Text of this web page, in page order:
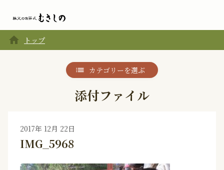
home トップ
カテゴリーを選ぶ
添付ファイル
2017年 12月 22日
IMG_5968